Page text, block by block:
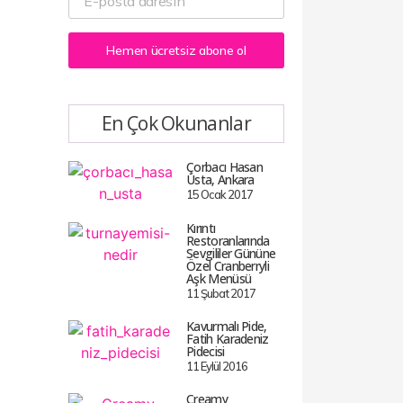
Hemen ücretsiz abone ol
En Çok Okunanlar
Çorbacı Hasan
Usta, Ankara
15 Ocak 2017
Kırıntı
Restoranlarında
Sevgililer Gününe
Özel Cranberryli
Aşk Menüsü
11 Şubat 2017
Kavurmalı Pide,
Fatih Karadeniz
Pidecisi
11 Eylül 2016
Creamy